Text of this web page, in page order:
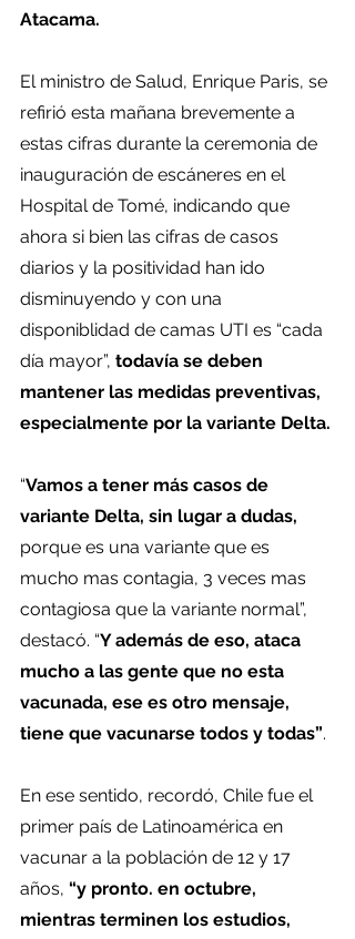
Atacama.
El ministro de Salud, Enrique Paris, se
refirió esta mañana brevemente a
estas cifras durante la ceremonia de
inauguración de escáneres en el
Hospital de Tomé, indicando que
ahora si bien las cifras de casos
diarios y la positividad han ido
disminuyendo y con una
disponiblidad de camas UTI es “cada
día mayor”, todavía se deben
mantener las medidas preventivas,
especialmente por la variante Delta.
“Vamos a tener más casos de
variante Delta, sin lugar a dudas,
porque es una variante que es
mucho mas contagia, 3 veces mas
contagiosa que la variante normal”,
destacó. “Y además de eso, ataca
mucho a las gente que no esta
vacunada, ese es otro mensaje,
tiene que vacunarse todos y todas”.
En ese sentido, recordó, Chile fue el
primer país de Latinoamérica en
vacunar a la población de 12 y 17
años, “y pronto. en octubre,
mientras terminen los estudios,